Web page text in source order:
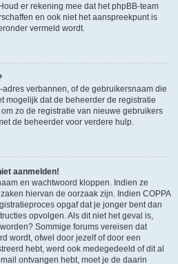
er rekening mee dat het phpBB-team
en ook niet het aanspreekpunt is
vermeld wordt.
verbannen, of de gebruikersnaam die
mogelijk dat de beheerder de registratie
zo de registratie van nieuwe gebruikers
de beheerder voor verdere hulp.
aanmelden!
en wachtwoord kloppen. Indien ze
hiervan de oorzaak zijn. Indien COPPA
opgaf dat je jonger bent dan
opvolgen. Als dit niet het geval is,
Sommige forums vereisen dat
wordt, ofwel door jezelf of door een
hebt, werd ook medegedeeld of dit al
ontvangen hebt, moet je de daarin